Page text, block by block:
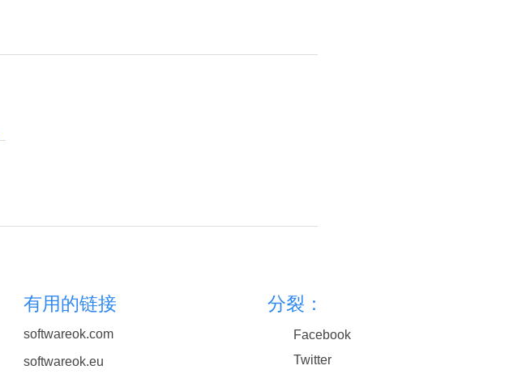
有用的链接
softwareok.com
softwareok.eu
分裂：
Facebook
Twitter